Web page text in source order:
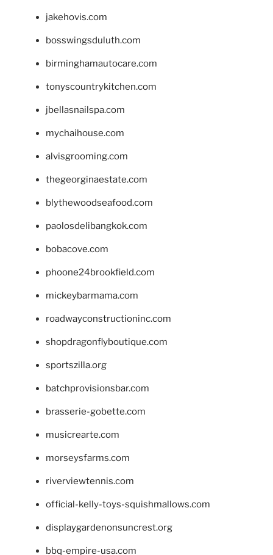
jakehovis.com
bosswingsduluth.com
birminghamautocare.com
tonyscountrykitchen.com
jbellasnailspa.com
mychaihouse.com
alvisgrooming.com
thegeorginaestate.com
blythewoodseafood.com
paolosdelibangkok.com
bobacove.com
phoone24brookfield.com
mickeybarmama.com
roadwayconstructioninc.com
shopdragonflyboutique.com
sportszilla.org
batchprovisionsbar.com
brasserie-gobette.com
musicrearte.com
morseysfarms.com
riverviewtennis.com
official-kelly-toys-squishmallows.com
displaygardenonsuncrest.org
bbq-empire-usa.com